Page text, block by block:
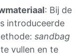
: Bij de
introduceerde
sandbag
vullen en te